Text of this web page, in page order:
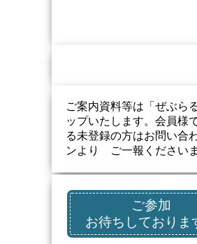
ご案内資料等は「ぜぶら
ップいたします。会員様
る未登録の方はお問い合
ンより ご一報くださいま
ご参加
お待ちしておりま